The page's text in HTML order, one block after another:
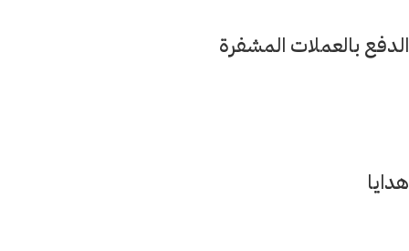
الدفع بالعملات المشفرة
هدايا